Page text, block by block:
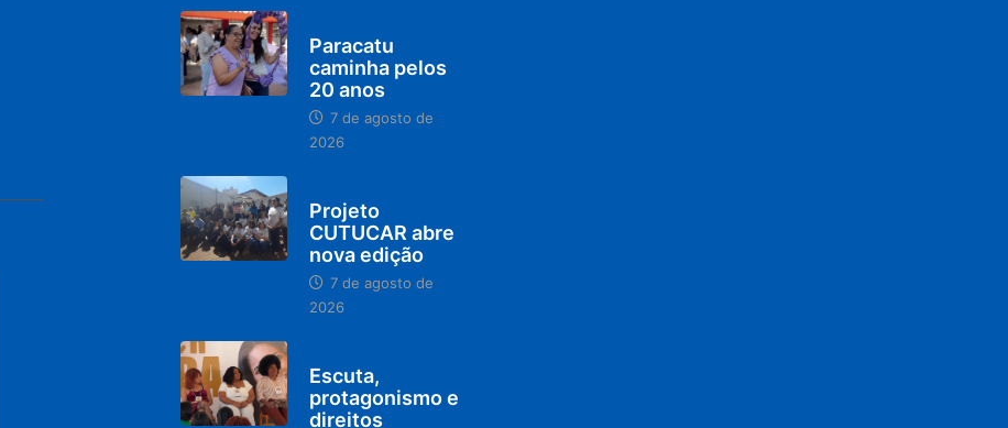
Paracatu
caminha pelos
20 anos
7 de agosto de
2026
Projeto
CUTUCAR abre
nova edição
7 de agosto de
2026
Escuta,
protagonismo e
direitos